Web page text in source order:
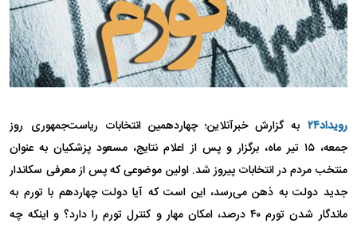
رویداد۲۴
به گزارش خبرآنلاین؛ چهاردهمین انتخابات ریاست‌جمهوری روز
جمعه، ۱۵ تیر ماه، برگزار و پس از اعلام نتایج، مسعود پزشکیان به عنوان
منتخب مردم در انتخابات پیروز شد. اولین موضوعی که پس از معرفی سکاندار
جدید دولت به ذهن می‌رسد، این است که آیا دولت چهاردهم با تورم به
ماندگار شدن تورم ۴۰ درصد، امکان مهار و کنترل تورم را دارد؟ و اینکه چه